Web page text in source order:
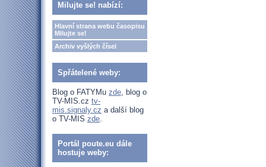
Milujte se! nabízí:
Hlavní strana webu časopisu
Milujte se!
Archiv vyšlých čísel
Spřátelené weby:
Blog o FATYMu zde, blog o
TV-MIS.cz tv-
mis.signaly.cz a další blog
o TV-MIS zde.
Portál poute.eu dále
hostuje weby: